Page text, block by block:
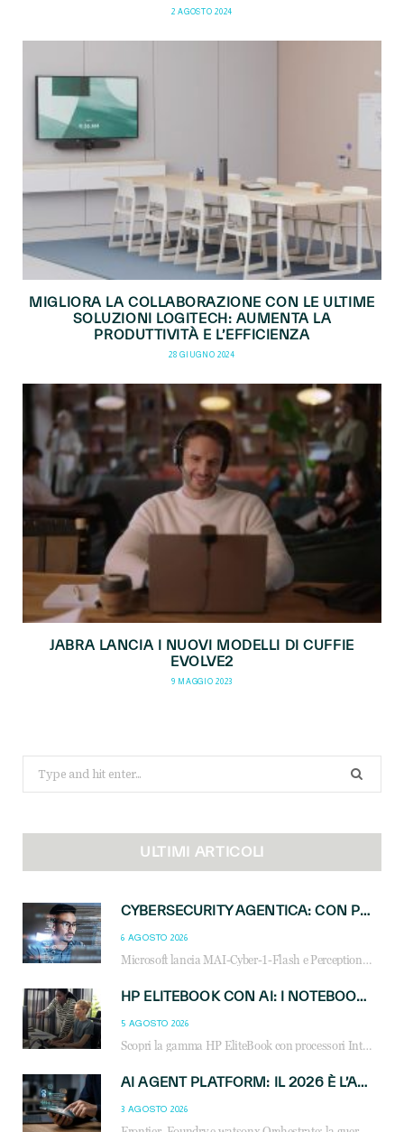
2 AGOSTO 2024
MIGLIORA LA COLLABORAZIONE CON LE ULTIME
SOLUZIONI LOGITECH: AUMENTA LA
PRODUTTIVITÀ E L’EFFICIENZA
28 GIUGNO 2024
JABRA LANCIA I NUOVI MODELLI DI CUFFIE
EVOLVE2
9 MAGGIO 2023
for:
ULTIMI ARTICOLI
CYBERSECURITY AGENTICA: CON PERCEPTION E MAI-CYBER-1-FLASH MICROSOFT APRE NUOVI SERVIZI PER IL CANALE
6 AGOSTO 2026
Microsoft lancia MAI-Cyber-1-Flash e Perception: cybersecurity agentica in preview dal 3 novembre. Cosa cambia per MSP, system integrator e reseller.
HP ELITEBOOK CON AI: I NOTEBOOK BUSINESS INTELLIGENTI CHE TRASFORMANO PRODUTTIVITÀ, SICUREZZA E LAVORO IBRIDO
5 AGOSTO 2026
Scopri la gamma HP EliteBook con processori Intel® Core™ Ultra e AMD Ryzen™ AI. Notebook business progettati per aumentare la produttività, migliorare la collaborazione e garantire sicurezza avanzata in ufficio e in mobilità.
AI AGENT PLATFORM: IL 2026 È L’ANNO DEL «SISTEMA OPERATIVO» PER GLI AGENTI AZIENDALI
3 AGOSTO 2026